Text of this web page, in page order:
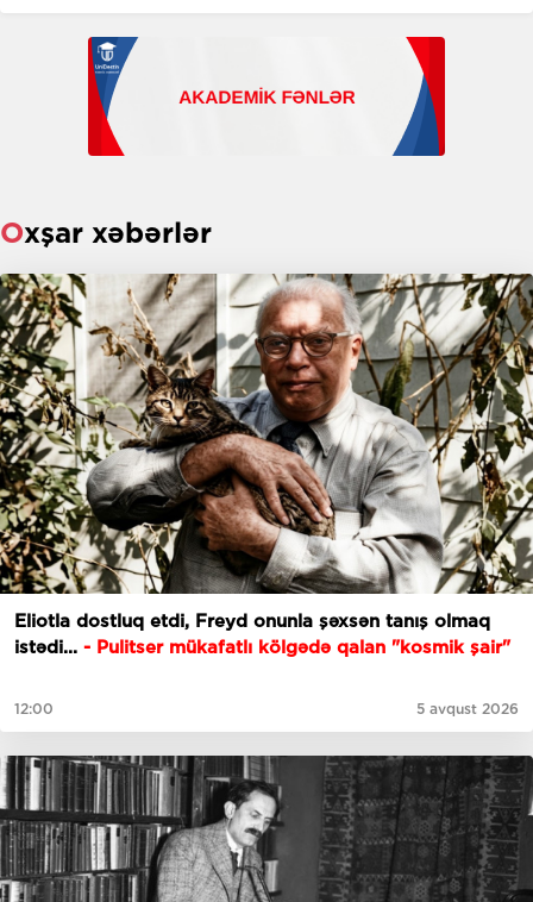
Oxşar xəbərlər
Eliotla dostluq etdi, Freyd onunla şəxsən tanış olmaq
istədi... - Pulitser mükafatlı kölgədə qalan "kosmik şair"
12:00 5 avqust 2026